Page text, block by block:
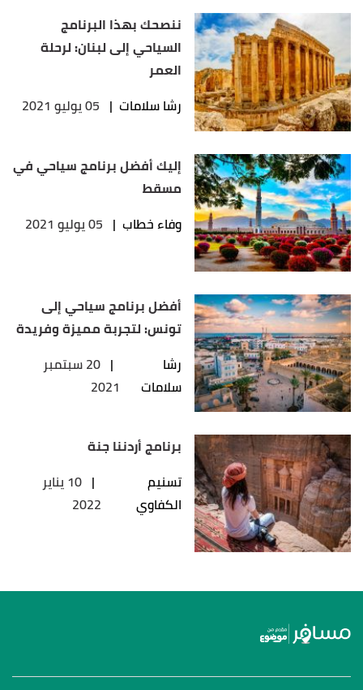
ننصحك بهذا البرنامج
السياحي إلى لبنان: لرحلة
العمر
رشا سلامات | 05 يوليو 2021
إليك أفضل برنامج سياحي في
مسقط
وفاء خطاب | 05 يوليو 2021
أفضل برنامج سياحي إلى
تونس: لتجربة مميزة وفريدة
رشا
سلامات
|
20 سبتمبر
2021
برنامج أردننا جنة
تسنيم
الكفاوي
|
10 يناير
2022